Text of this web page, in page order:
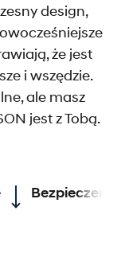
design,
że jest
i wszędzie.
ale masz
jest z Tobą.